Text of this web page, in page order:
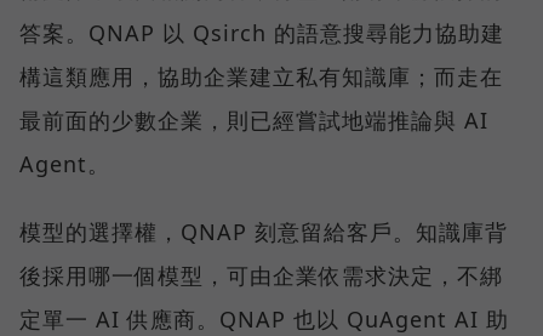
答案。QNAP 以 Qsirch 的語意搜尋能力協助建
構這類應用，協助企業建立私有知識庫；而走在
最前面的少數企業，則已經嘗試地端推論與 AI
Agent。
模型的選擇權，QNAP 刻意留給客戶。知識庫背
後採用哪一個模型，可由企業依需求決定，不綁
定單一 AI 供應商。QNAP 也以 QuAgent AI 助